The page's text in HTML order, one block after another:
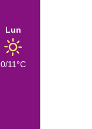
Lun
0/11°C